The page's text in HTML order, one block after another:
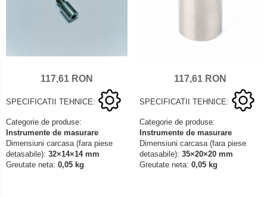
117,61 RON
SPECIFICATII TEHNICE:
Categorie de produse:
Instrumente de masurare
Dimensiuni carcasa (fara piese
detasabile): 32×14×14 mm
Greutate neta: 0,05 kg
117,61 RON
SPECIFICATII TEHNICE:
Categorie de produse:
Instrumente de masurare
Dimensiuni carcasa (fara piese
detasabile): 35×20×20 mm
Greutate neta: 0,05 kg